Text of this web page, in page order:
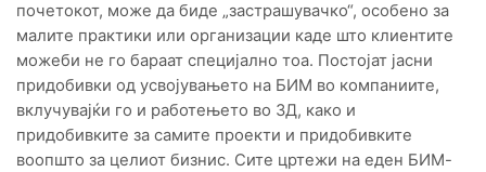
почетокот, може да биде „застрашувачко“, особено за
малите практики или организации каде што клиентите
можеби не го бараат специјално тоа. Постојат јасни
придобивки од усвојувањето на БИМ во компаниите,
вклучувајќи го и работењето во 3Д, како и
придобивките за самите проекти и придобивките
воопшто за целиот бизнис. Сите цртежи на еден БИМ-